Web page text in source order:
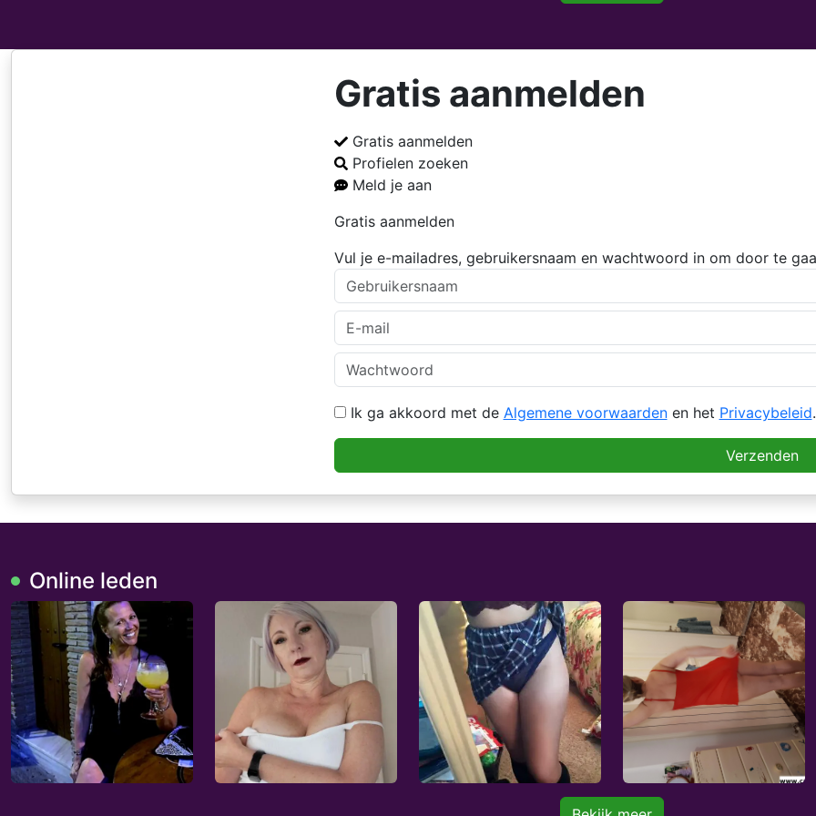
Gratis aanmelden
Gratis aanmelden
Profielen zoeken
Meld je aan
Gratis aanmelden
Vul je e-mailadres, gebruikersnaam en wachtwoord in om door te
Ik ga akkoord met de Algemene voorwaardenen het Privacybeleid.
Verzenden
Online leden